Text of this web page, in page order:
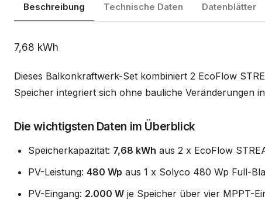
Beschreibung Technische Daten Datenblätter
Beschreibung
7,68 kWh
Dieses Balkonkraftwerk-Set kombiniert 2 EcoFlow
Speicher integriert sich ohne bauliche Veränderungen
Die wichtigsten Daten im Überblick
Speicherkapazität: 7,68 kWh aus 2 x EcoFlow
PV-Leistung: 480 Wp aus 1 x Solyco 480 Wp Full-
PV-Eingang: 2.000 W je Speicher über vier MPPT-